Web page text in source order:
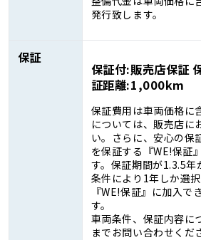
発行致します。
保証
保証付:販売店保証
証距離:1,000km
保証費用は車両価格に
については、販売店に
い。さらに、安心の保
を保証する『WE!保証
す。保証期間が1.3.5
条件により1年しか選
『WE!保証』に加入で
す。
車両条件、保証内容に
までお問い合わせくだ